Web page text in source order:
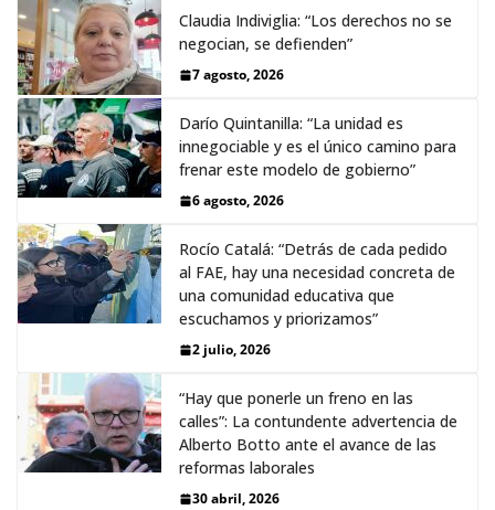
Claudia Indiviglia: “Los derechos no se
negocian, se defienden”
7 agosto, 2026
Darío Quintanilla: “La unidad es
innegociable y es el único camino para
frenar este modelo de gobierno”
6 agosto, 2026
Rocío Catalá: “Detrás de cada pedido
al FAE, hay una necesidad concreta de
una comunidad educativa que
escuchamos y priorizamos”
2 julio, 2026
“Hay que ponerle un freno en las
calles”: La contundente advertencia de
Alberto Botto ante el avance de las
reformas laborales
30 abril, 2026